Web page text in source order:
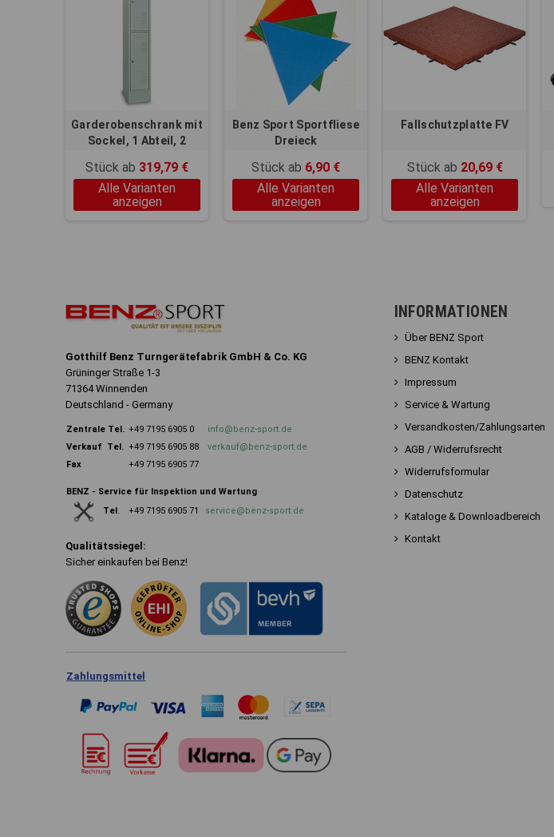
Garderobenschrank mit
Sockel, 1 Abteil, 2
Stück ab 319,79 €
Alle Varianten
anzeigen
Benz Sport Sportfliese
Dreieck
Stück ab 6,90 €
Alle Varianten
anzeigen
Fallschutzplatte FV
Stück ab 20,69 €
Alle Varianten
anzeigen
Gotthilf Benz Turngerätefabrik GmbH & Co. KG
Grüninger Straße 1-3
71364 Winnenden
Deutschland - Germany
Zentrale Tel. +49 7195 6905 0
info@benz-sport.de
Verkauf Tel. +49 7195 6905 88
verkauf@benz-sport.de
Fax
+49 7195 6905 77
BENZ - Service für Inspektion und Wartung
Tel . +49 7195 6905 71 service@benz-sport.de
Qualitätssiegel:
Sicher einkaufen bei Benz!
Zahlungsmittel
INFORMATIONEN
Über BENZ Sport
BENZ Kontakt
Impressum
Service & Wartung
Versandkosten/Zahlungsarten
AGB / Widerrufsrecht
Widerrufsformular
Datenschutz
Kataloge & Downloadbereich
Kontakt